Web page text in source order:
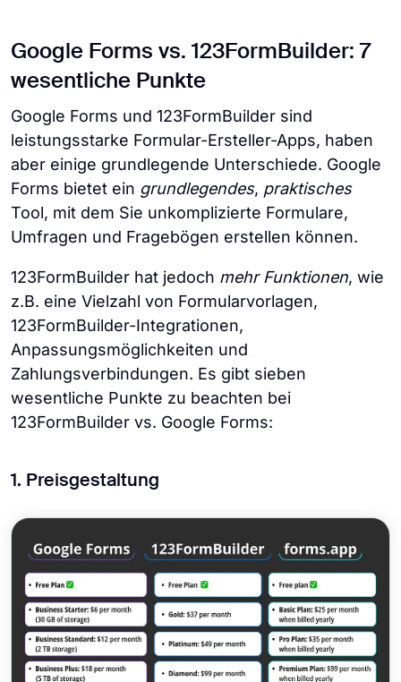
Google Forms vs. 123FormBuilder: 7
wesentliche Punkte
Google Forms und 123FormBuilder sind
leistungsstarke Formular-Ersteller-Apps, haben
aber einige grundlegende Unterschiede. Google
Forms bietet ein grundlegendes, praktisches
Tool, mit dem Sie unkomplizierte Formulare,
Umfragen und Fragebögen erstellen können.
123FormBuilder hat jedoch mehr Funktionen, wie
z.B. eine Vielzahl von Formularvorlagen,
123FormBuilder-Integrationen,
Anpassungsmöglichkeiten und
Zahlungsverbindungen. Es gibt sieben
wesentliche Punkte zu beachten bei
123FormBuilder vs. Google Forms:
1. Preisgestaltung